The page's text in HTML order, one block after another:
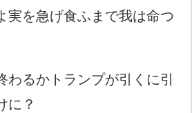
実を急げ食ふまで我は命つ
わるかトランプが引くに引
に？